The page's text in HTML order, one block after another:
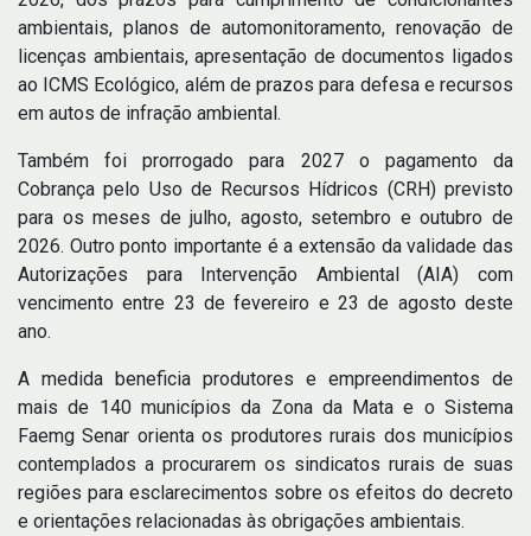
ambientais, planos de automonitoramento, renovação de
licenças ambientais, apresentação de documentos ligados
ao ICMS Ecológico, além de prazos para defesa e recursos
em autos de infração ambiental.
Também foi prorrogado para 2027 o pagamento da
Cobrança pelo Uso de Recursos Hídricos (CRH) previsto
para os meses de julho, agosto, setembro e outubro de
2026. Outro ponto importante é a extensão da validade das
Autorizações para Intervenção Ambiental (AIA) com
vencimento entre 23 de fevereiro e 23 de agosto deste
ano.
A medida beneficia produtores e empreendimentos de
mais de 140 municípios da Zona da Mata e o Sistema
Faemg Senar orienta os produtores rurais dos municípios
contemplados a procurarem os sindicatos rurais de suas
regiões para esclarecimentos sobre os efeitos do decreto
e orientações relacionadas às obrigações ambientais.